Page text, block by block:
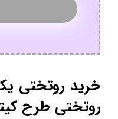
خرید روتختی
روتختی طرح